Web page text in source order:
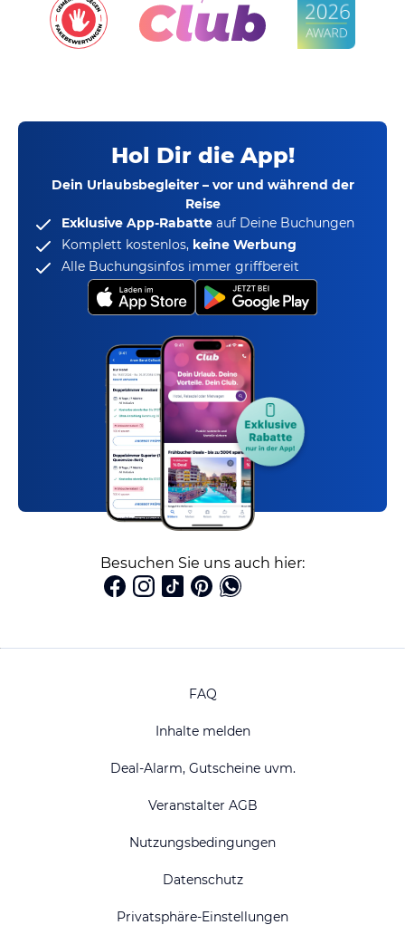
Hol Dir die App!
Dein Urlaubsbegleiter – vor und während der
Reise
Exklusive App-Rabatte auf Deine Buchungen
Komplett kostenlos, keine Werbung
Alle Buchungsinfos immer griffbereit
Besuchen Sie uns auch hier:
FAQ
Inhalte melden
Deal-Alarm, Gutscheine uvm.
Veranstalter AGB
Nutzungsbedingungen
Datenschutz
Privatsphäre-Einstellungen